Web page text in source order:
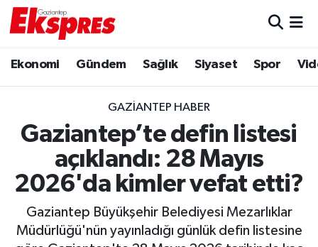
Ekonomi Gündem Sağlık Siyaset Spor
GAZIANTEP HABER
Gaziantep’te defin listesi
açıklandı: 28 Mayıs
2026'da kimler vefat etti?
Gaziantep Büyükşehir Belediyesi Mezarlıklar
Müdürlüğü'nün yayınladığı günlük defin listesine
Ekonomi
Gaziantep son dakika
Genel
Haberler
Trafik Durumu
Puan Durumu ve Fikstür
Tüm Manşetler
Haber Arşivi